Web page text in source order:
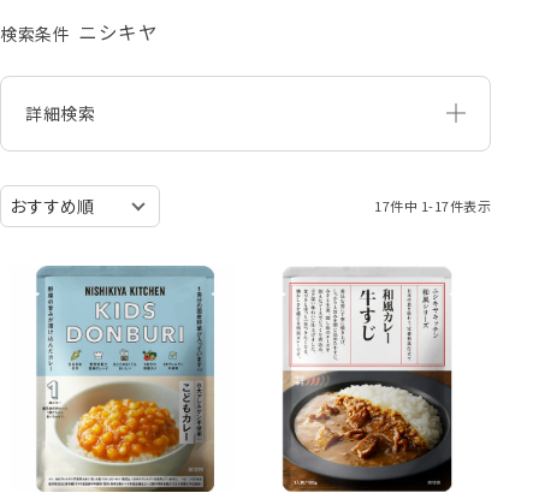
検索条件 ニシキヤ
詳細検索
17件中 1-17件表示